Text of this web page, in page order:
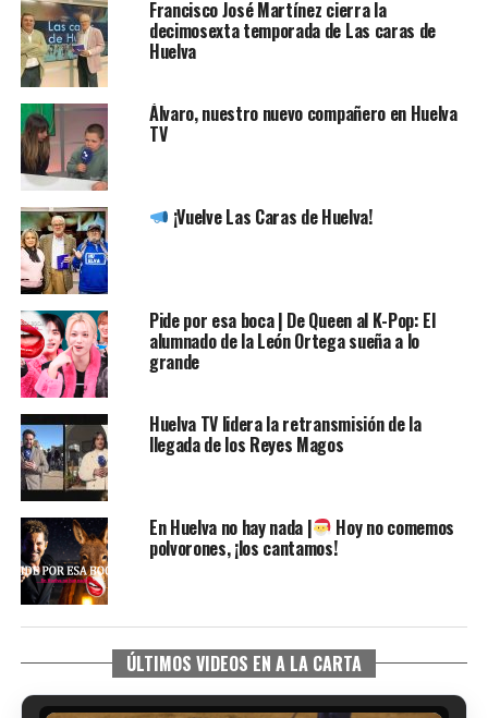
Francisco José Martínez cierra la
decimosexta temporada de Las caras de
Huelva
Álvaro, nuestro nuevo compañero en Huelva
TV
¡Vuelve Las Caras de Huelva!
Pide por esa boca | De Queen al K-Pop: El
alumnado de la León Ortega sueña a lo
grande
Huelva TV lidera la retransmisión de la
llegada de los Reyes Magos
En Huelva no hay nada | Hoy no comemos
polvorones, ¡los cantamos!
ÚLTIMOS VIDEOS EN A LA CARTA